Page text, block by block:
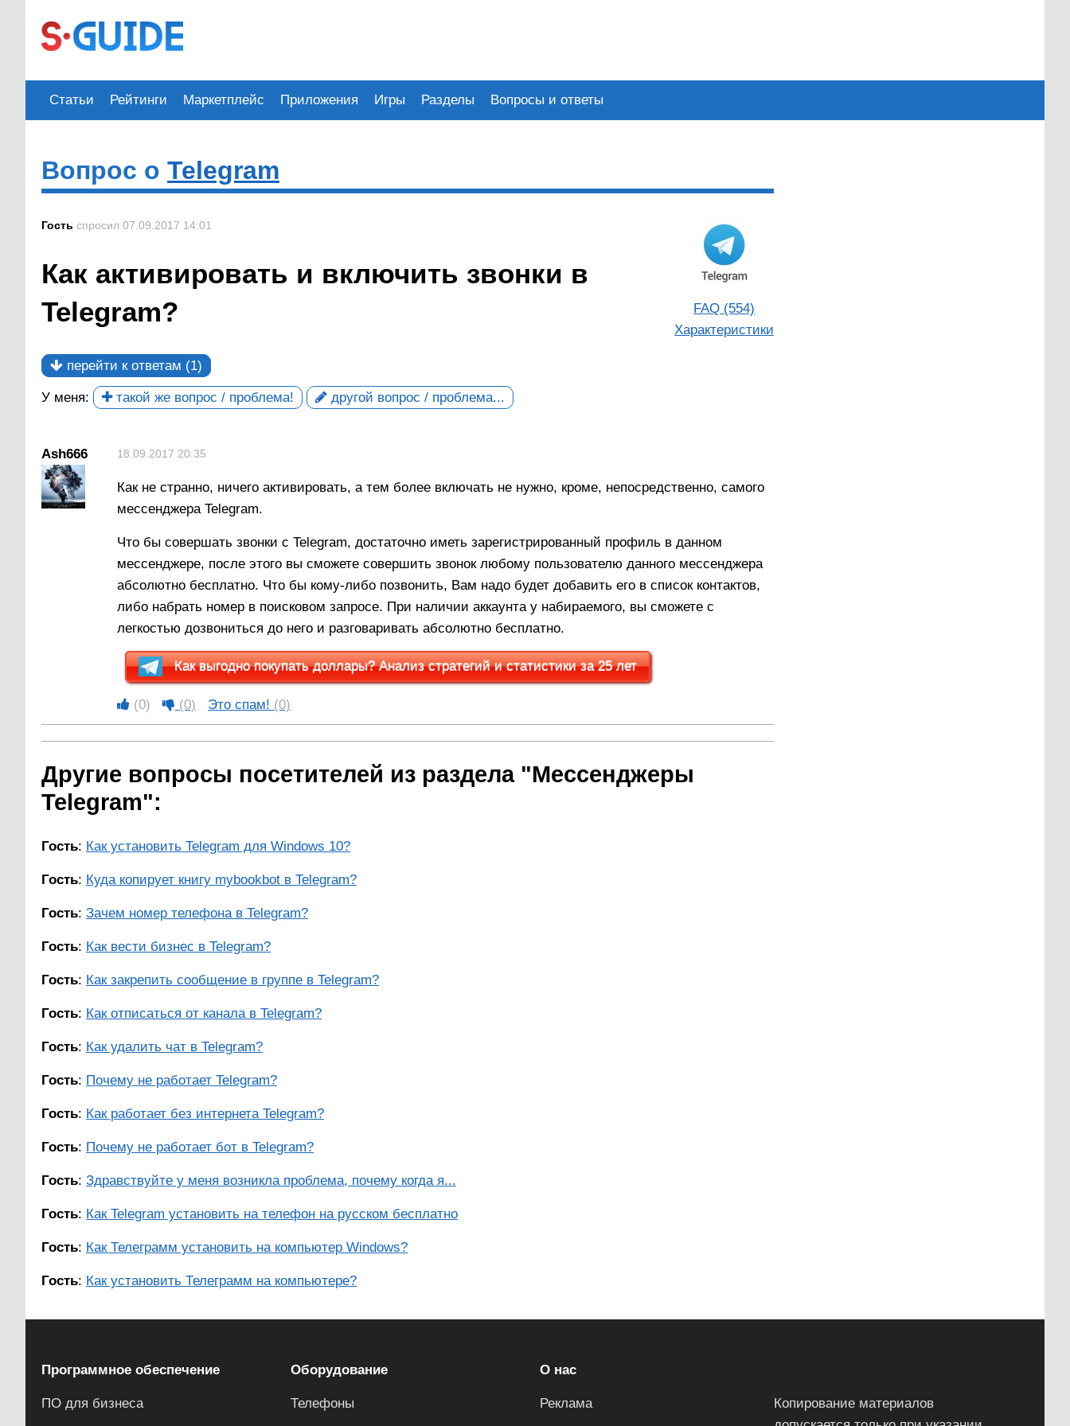
Статьи Рейтинги Маркетплейс Приложения Игры Разделы Вопросы и ответы
Вопрос о Telegram
FAQ (554)
Характеристики
Гость спросил 07.09.2017 14:01
Как активировать и включить звонки в
Telegram?
перейти к ответам (1)
У меня: такой же вопрос / проблема! другой вопрос / проблема...
Ash666 18.09.2017 20:35
Как не странно, ничего активировать, а тем более включать не нужно, кроме, непосредственно, самого
мессенджера Telegram.
Что бы совершать звонки с Telegram, достаточно иметь зарегистрированный профиль в данном
мессенджере, после этого вы сможете совершить звонок любому пользователю данного мессенджера
абсолютно бесплатно. Что бы кому-либо позвонить, Вам надо будет добавить его в список контактов,
либо набрать номер в поисковом запросе. При наличии аккаунта у набираемого, вы сможете с
легкостью дозвониться до него и разговаривать абсолютно бесплатно.
Как выгодно покупать доллары? Анализ стратегий и статистики за 25 лет
(0) (0) Это спам! (0)
Другие вопросы посетителей из раздела "Мессенджеры
Telegram":
Гость: Как установить Telegram для Windows 10?
Гость: Куда копирует книгу mybookbot в Telegram?
Гость: Зачем номер телефона в Telegram?
Гость: Как вести бизнес в Telegram?
Гость: Как закрепить сообщение в группе в Telegram?
Гость: Как отписаться от канала в Telegram?
Гость: Как удалить чат в Telegram?
Гость: Почему не работает Telegram?
Гость: Как работает без интернета Telegram?
Гость: Почему не работает бот в Telegram?
Гость: Здравствуйте у меня возникла проблема, почему когда я...
Гость: Как Telegram установить на телефон на русском бесплатно
Гость: Как Телеграмм установить на компьютер Windows?
Гость: Как установить Телеграмм на компьютере?
Программное обеспечение
ПО для бизнеса
Оборудование
Телефоны
О нас
Реклама
Копирование материалов